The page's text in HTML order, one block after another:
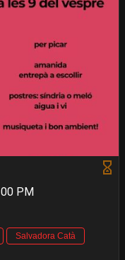
PM
Salvadora Catà